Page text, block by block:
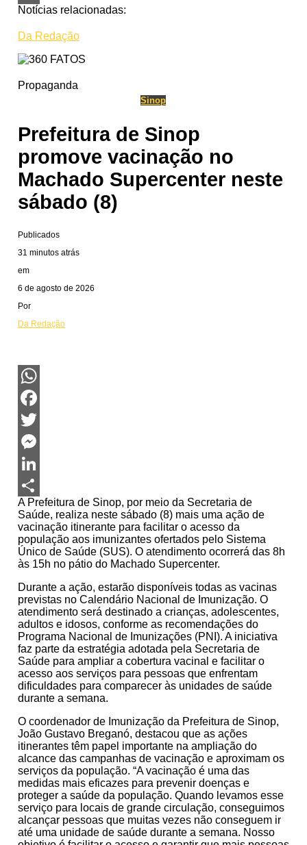
Share
Notícias relacionadas:
Da Redação
Propaganda
Sinop
Prefeitura de Sinop
promove vacinação no
Machado Supercenter neste
sábado (8)
Publicados
31 minutos atrás
em
6 de agosto de 2026
Por
Da Redação
WhatsApp
Facebook
Twitter
Messenger
LinkedIn
Share
A Prefeitura de Sinop, por meio da Secretaria de
Saúde, realiza neste sábado (8) mais uma ação de
vacinação itinerante para facilitar o acesso da
população aos imunizantes ofertados pelo Sistema
Único de Saúde (SUS). O atendimento ocorrerá das 8h
às 15h no pátio do Machado Supercenter.
Durante a ação, estarão disponíveis todas as vacinas
previstas no Calendário Nacional de Imunização. O
atendimento será destinado a crianças, adolescentes,
adultos e idosos, conforme as recomendações do
Programa Nacional de Imunizações (PNI). A iniciativa
faz parte da estratégia adotada pela Secretaria de
Saúde para ampliar a cobertura vacinal e facilitar o
acesso aos serviços para pessoas que enfrentam
dificuldades para comparecer às unidades de saúde
durante a semana.
O coordenador de Imunização da Prefeitura de Sinop,
João Gustavo Breganó, destacou que as ações
itinerantes têm papel importante na ampliação do
alcance das campanhas de vacinação e aproximam os
serviços da população. “A vacinação é uma das
medidas mais eficazes para prevenir doenças e
proteger a saúde da população. Quando levamos esse
serviço para locais de grande circulação, conseguimos
alcançar pessoas que muitas vezes não conseguem ir
até uma unidade de saúde durante a semana. Nosso